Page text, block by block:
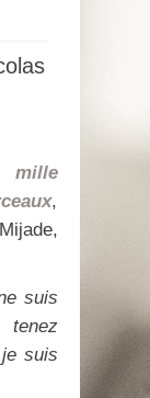
mille
,
suis
tenez
suis